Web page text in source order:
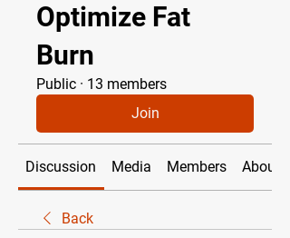
Optimize Fat
Burn
Public · 13 members
Join
Discussion Media Members About
Back